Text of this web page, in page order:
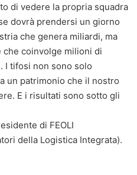
di vedere la propria squadra
dovrà prendersi un giorno
che genera miliardi, ma
che coinvolge milioni di
I tifosi non sono solo
un patrimonio che il nostro
E i risultati sono sotto gli
di FEOLI
della Logistica Integrata).